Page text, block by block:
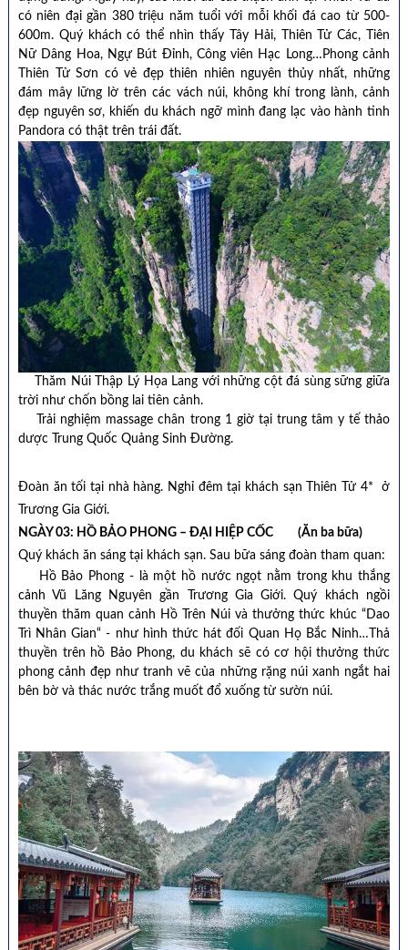
có niên đại gần 380 triệu năm tuổi với mỗi khối đá cao từ 500-
600m. Quý khách có thể nhìn thấy Tây Hải, Thiên Tử Các, Tiên
Nữ Dâng Hoa, Ngự Bút Đỉnh, Công viên Hạc Long…Phong cảnh
Thiên Tử Sơn có vẻ đẹp thiên nhiên nguyên thủy nhất, những
đám mây lững lờ trên các vách núi, không khí trong lành, cảnh
đẹp nguyên sơ, khiến du khách ngỡ mình đang lạc vào hành tinh
Pandora có thật trên trái đất.
Thăm Núi Thập Lý Họa Lang với những cột đá sùng sững giữa
trời như chốn bồng lai tiên cảnh.
Trải nghiệm massage chân trong 1 giờ tại trung tâm y tế thảo
dược Trung Quốc Quảng Sinh Đường.
Đoàn ăn tối tại nhà hàng. Nghỉ đêm tại khách sạn Thiên Tử 4* ở
Trương Gia Giới.
NGÀY 03: HỒ BẢO PHONG – ĐẠI HIỆP CỐC (Ăn ba bữa)
Quý khách ăn sáng tại khách sạn. Sau bữa sáng đoàn tham quan:
Hồ Bảo Phong - là một hồ nước ngọt nằm trong khu thắng
cảnh Vũ Lăng Nguyên gần Trương Gia Giới. Quý khách ngồi
thuyền thăm quan cảnh Hồ Trên Núi và thưởng thức khúc “Dao
Trì Nhân Gian“ - như hình thức hát đối Quan Họ Bắc Ninh…Thả
thuyền trên hồ Bảo Phong, du khách sẽ có cơ hội thưởng thức
phong cảnh đẹp như tranh vẽ của những rặng núi xanh ngắt hai
bên bờ và thác nước trắng muốt đổ xuống từ sườn núi.